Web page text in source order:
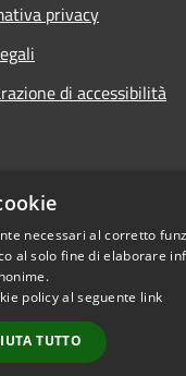
privacy
di accessibilità
Copyright © 2026 •
necessari al corretto
al solo fine di elaborare
policy al seguente link
TUTTO